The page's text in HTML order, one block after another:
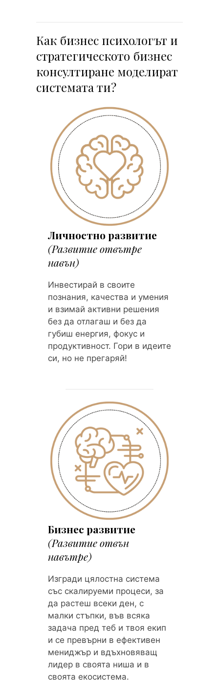
Как бизнес психологът и
стратегическото бизнес
консултиране моделират
системата ти?
Личностно развитие
(Развитие отвътре
навън)
Инвестирай в своите
познания, качества и умения
и взимай активни решения
без да отлагаш и без да
губиш енергия, фокус и
продуктивност. Гори в идеите
си, но не прегаряй!
Бизнес развитие
(Развитие отвън
навътре)
Изгради цялостна система
със скалируеми процеси, за
да растеш всеки ден, с
малки стъпки, във всяка
задача пред теб и твоя екип
и се превърни в ефективен
мениджър и вдъхновяващ
лидер в своята ниша и в
своята екосистема.